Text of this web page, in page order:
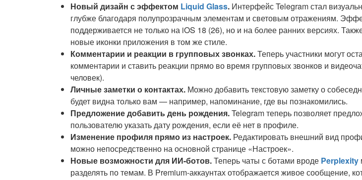
Новый дизайн с эффектом Liquid Glass. Интерфейс Telegram стал
глубже благодаря полупрозрачным элементам и световым отражениям.
поддерживается не только на iOS 18 (26), но и на более ранних версиях.
новые иконки приложения в том же стиле.
Комментарии и реакции в групповых звонках.Теперь участники могут
комментарии и ставить реакции прямо во время групповых звонков и
человек).
Личные заметки о контактах. Можно добавить текстовую заметку о
будет видна только вам — например, напоминание, где вы познакомились.
Предложение добавить день рождения.Telegram теперь позволяет
пользователю указать дату рождения, если её нет в профиле.
Изменение профиля прямо из настроек. Редактировать внешний вид
можно непосредственно на основной странице «Настроек».
Новые возможности для ИИ-ботов.Теперь чаты с ботами вроде Perplexity
разделять по темам. В Premium-аккаунтах отображается живое сообщение,